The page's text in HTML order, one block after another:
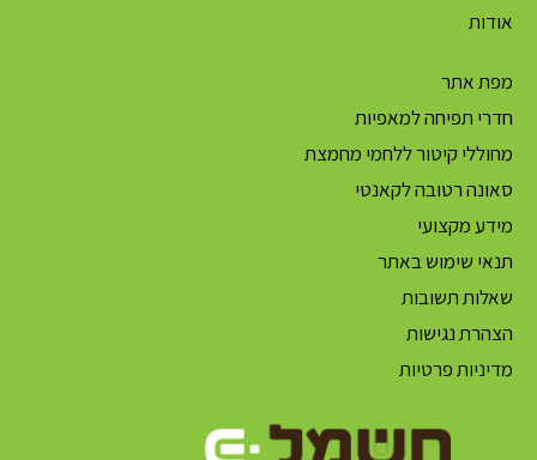
אודות
מפת אתר
חדרי תפיחה למאפיות
מחוללי קיטור ללחמי מחמצת
סאונה רטובה לקאנטי
מידע מקצועי
תנאי שימוש באתר
שאלות תשובות
הצהרת נגישות
מדיניות פרטיות